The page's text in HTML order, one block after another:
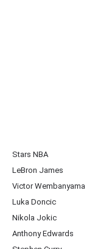
Stars NBA
LeBron James
Victor Wembanyama
Luka Doncic
Nikola Jokic
Anthony Edwards